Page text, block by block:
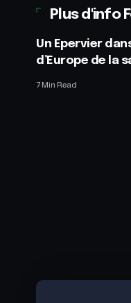
Plus d'info
Un Epervier
d’Europe de la
7 Min Read